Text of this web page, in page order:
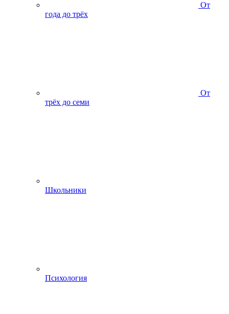
От
года до трёх
От
трёх до семи
Школьники
Психология